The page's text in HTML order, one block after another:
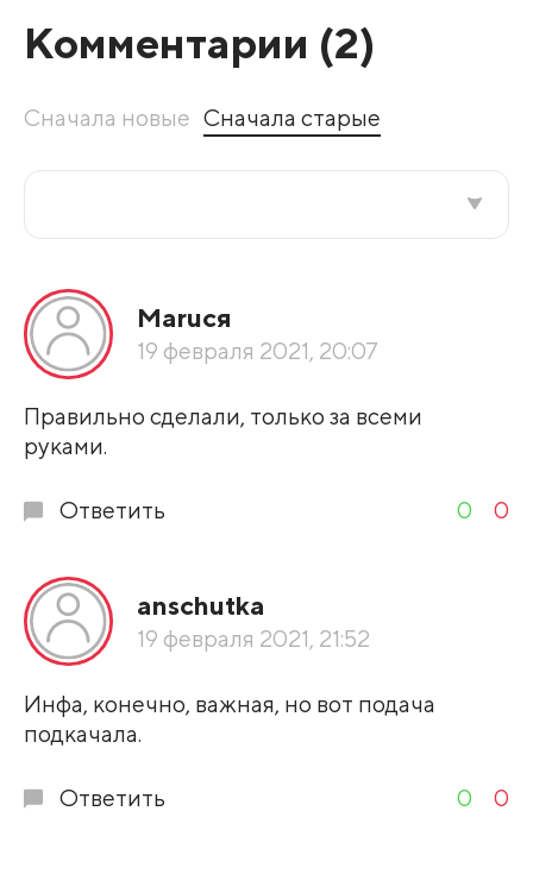
Комментарии (2)
Сначала новые Сначала старые
По рейтингу
Маruся
19 февраля 2021, 20:07
Правильно сделали, только за всеми
руками.
Ответить 0 0
anschutka
19 февраля 2021, 21:52
Инфа, конечно, важная, но вот подача
подкачала.
Ответить 0 0